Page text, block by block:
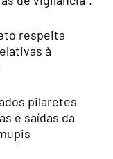
respeita
à
pilaretes
e saídas da